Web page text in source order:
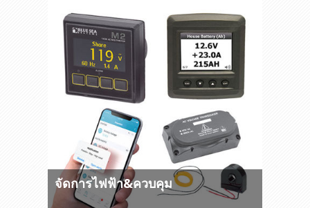
จัดการไฟฟ้า&ควบคุม